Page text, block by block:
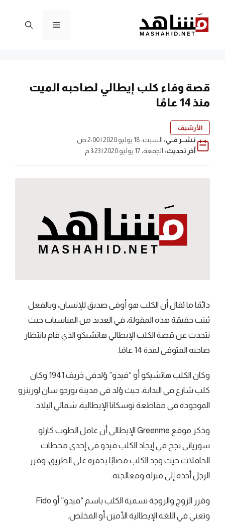
المحتوى
القائمة
قصة وفاء كلب إيطالي لصاحبه الميت
منذ 14 عامًا
الأرشيف
نـشــر فــي: السبت، 18 يوليو 2020 | 2:00 ص
آخر تحديث: الجمعة، 17 يوليو 2020 | 3:23 م
دائمًا ما يُقال أن الكلب هو أوفى صديق للإنسان، وبالفعل
ثبتت حقيقة هذه المقولة، في العديد من المناسبات حيث
نتحدث عن قصة الكلب الإيطالي هاتشيكو الذي قام بانتظار
صاحبه المتوفى لمدة 14 عامًا.
وكان الكلب هاتشيكو أو “فيدو” وُلدفي خريف 1941 وكان
كلب شارع في البداية، حيث وُلد في مدينة بورجو سان لورينزو
الموجودة في مقاطعة توسكانا الإيطالية، شمالي البلاد.
وذكر موقع Greenme الإيطالي أن عامل الطوب كارلو
سورياني نجح في إيجاد الكلب فيدو في إحدى محطات
الحافلات حيث وجد الكلب مصابًا بحفرة على الطريق، وقرر
الرجل أخذه إلى منزله ومعالجته.
وقرر الزوج والزوجة تسمية الكلب باسم “فيدو” أو Fido
وتعني في اللغة الإيطالية الأمين أو المخلص.